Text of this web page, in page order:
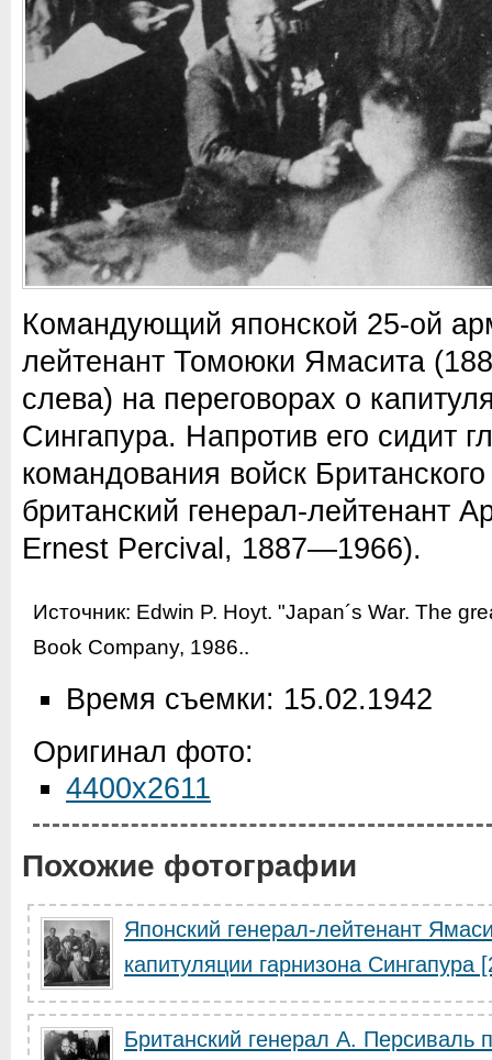
Командующий японской 25-ой
лейтенант Томоюки Ямасита
слева) на переговорах о
Сингапура. Напротив его сидит
командования войск
британский генерал-лейтенант
Ernest Percival, 1887—1966).
Источник: Edwin P. Hoyt. "Japan´s War. The
Book Company, 1986..
Время съемки: 15.02.1942
Оригинал фото:
4400x2611
Похожие фотографии
Японский генерал-лейтенант
капитуляции гарнизона Сингапура
Британский генерал А. Персиваль